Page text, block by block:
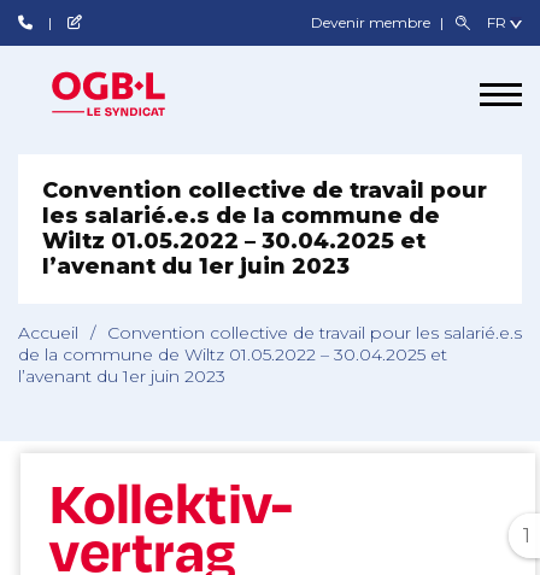
Devenir membre
Convention collective de travail pour
les salarié.e.s de la commune de
Wiltz 01.05.2022 – 30.04.2025 et
l’avenant du 1er juin 2023
Accueil /
Convention collective de travail pour les salarié.e.s
de la commune de Wiltz 01.05.2022 – 30.04.2025 et
l’avenant du 1er juin 2023
1